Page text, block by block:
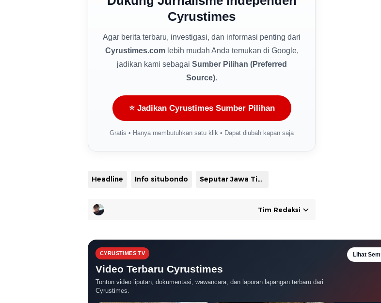
Cyrustimes
Agar berita terbaru, investigasi, dan informasi penting dari
Cyrustimes.comlebih mudah Anda temukan di Google,
jadikan kami sebagai Sumber Pilihan (Preferred
Source).
⭐ Jadikan Cyrustimes Sumber Pilihan
Gratis • Hanya membutuhkan satu klik • Dapat diubah kapan saja
Headline Info situbondo Seputar Jawa Timur
Tim Redaksi
CYRUSTIMES TV
Video Terbaru Cyrustimes
Tonton video liputan, dokumentasi, wawancara, dan laporan lapangan terbaru dari
Cyrustimes.
Lihat